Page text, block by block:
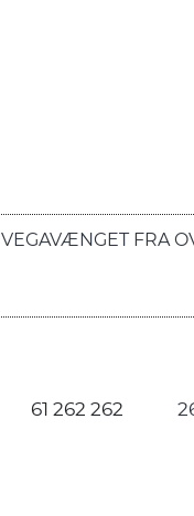
VEGAVÆNGET FRA
61 262 262